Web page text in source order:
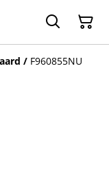
/ F960855NU